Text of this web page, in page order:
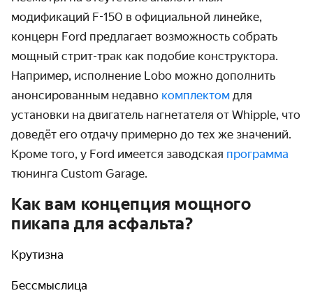
модификаций F-150 в официальной линейке,
концерн Ford предлагает возможность собрать
мощный стрит-трак как подобие конструктора.
Например, исполнение Lobo можно дополнить
анонсированным недавно комплектом для
установки на двигатель нагнетателя от Whipple, что
доведёт его отдачу примерно до тех же значений.
Кроме того, у Ford имеется заводская программа
тюнинга Custom Garage.
Как вам концепция мощного
пикапа для асфальта?
Крутизна
Бессмыслица